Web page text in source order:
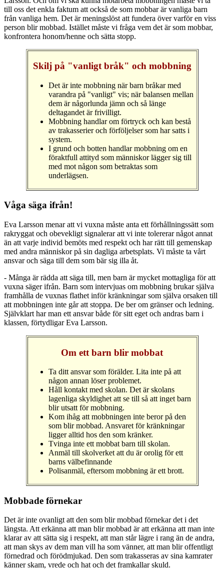
till oss det enkla faktum att också de som mobbar är vanliga barn
från vanliga hem. Det är meningslöst att fundera över varför en viss
person blir mobbad. Istället måste vi fråga vem det är som mobbar,
konfrontera honom/henne och sätta stopp.
Skilj på "vanligt bråk" och mobbning
Det är inte mobbning när barn bråkar med
varandra på "vanligt" vis; när balansen mellan
dem är någorlunda jämn och så länge
deltagandet är frivilligt.
Mobbning handlar om förtryck och kan bestå
av trakasserier och förföljelser som har satts i
system.
I grund och botten handlar mobbning om en
föraktfull attityd som människor lägger sig till
med mot någon som betraktas som
underlägsen.
Våga säga ifrån!
Eva Larsson menar att vi vuxna måste anta ett förhållningssätt som
rakryggat och obevekligt signalerar att vi inte tolererar något annat
än att varje individ bemöts med respekt och har rätt till gemenskap
med andra människor på sin dagliga arbetsplats. Vi måste ta vårt
ansvar och säga till dem som bär sig illa åt.
- Många är rädda att säga till, men barn är mycket mottagliga för att
vuxna säger ifrån. Barn som intervjuas om mobbning brukar själva
framhålla de vuxnas flathet inför kränkningar som själva orsaken till
att mobbningen inte går att stoppa. De ber om gränser och ledning.
Självklart har man ett ansvar både för sitt eget och andras barn i
klassen, förtydligar Eva Larsson.
Om ett barn blir mobbat
Ta ditt ansvar som förälder. Lita inte på att
någon annan löser problemet.
Håll kontakt med skolan. Det är skolans
lagenliga skyldighet att se till så att inget barn
blir utsatt för mobbning.
Kom ihåg att mobbningen inte beror på den
som blir mobbad. Ansvaret för kränkningar
ligger alltid hos den som kränker.
Tvinga inte ett mobbat barn till skolan.
Anmäl till skolverket att du är orolig för ett
barns välbefinnande
Polisanmäl, eftersom mobbning är ett brott.
Mobbade förnekar
Det är inte ovanligt att den som blir mobbad förnekar det i det
längsta. Att erkänna att man blir mobbad är att erkänna att man inte
klarar av att sätta sig i respekt, att man står lägre i rang än de andra,
att man skys av dem man vill ha som vänner, att man blir offentligt
förnedrad och förödmjukad. Den som trakasseras av sina kamrater
känner skam, vrede och hat och det framkallar skuld.